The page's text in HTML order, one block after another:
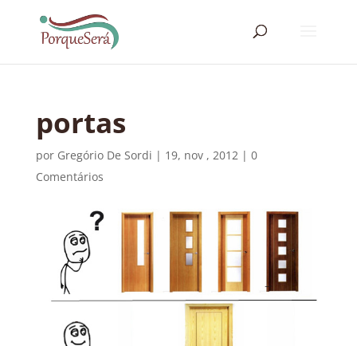
portas
por Gregório De Sordi | 19, nov , 2012| 0
Comentários